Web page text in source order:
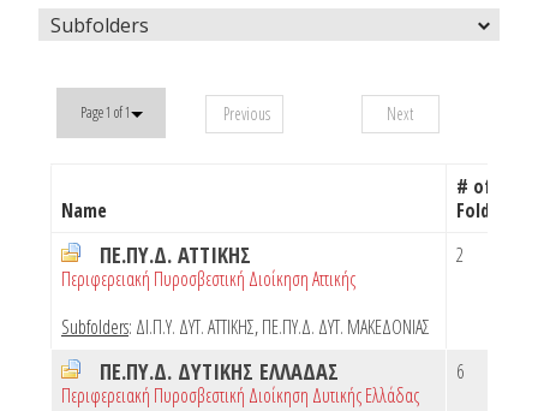
Subfolders
Page 1 of 1 Previous Next
Name
# of
Folders
ΠΕ.ΠΥ.Δ. ΑΤΤΙΚΗΣ
Περιφερειακή Πυροσβεστική Διοίκηση Αττικής
Subfolders: ΔΙ.Π.Υ. ΔΥΤ. ΑΤΤΙΚΗΣ,ΠΕ.ΠΥ.Δ. ΔΥΤ. ΜΑΚΕΔΟΝΙΑΣ
2
ΠΕ.ΠΥ.Δ. ΔΥΤΙΚΗΣ ΕΛΛΑΔΑΣ
Περιφερειακή Πυροσβεστική Διοίκηση Δυτικής Ελλάδας
6